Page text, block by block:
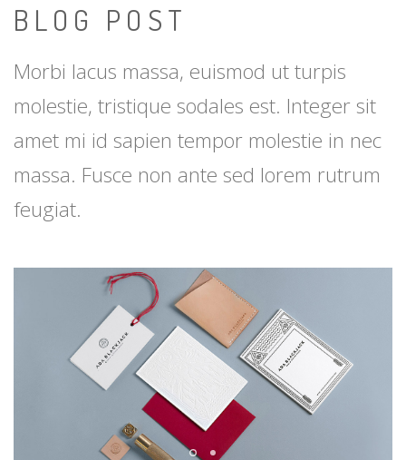
BLOG POST
Morbi lacus massa, euismod ut turpis
molestie, tristique sodales est. Integer sit
amet mi id sapien tempor molestie in nec
massa. Fusce non ante sed lorem rutrum
feugiat.